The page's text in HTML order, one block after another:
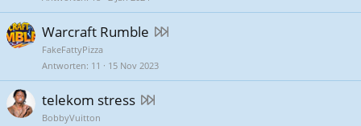
Warcraft Rumble
FakeFattyPizza
Antworten 11 15 Nov 2023
telekom stress
BobbyVuitton